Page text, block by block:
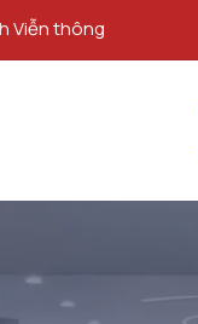
Viễn thông